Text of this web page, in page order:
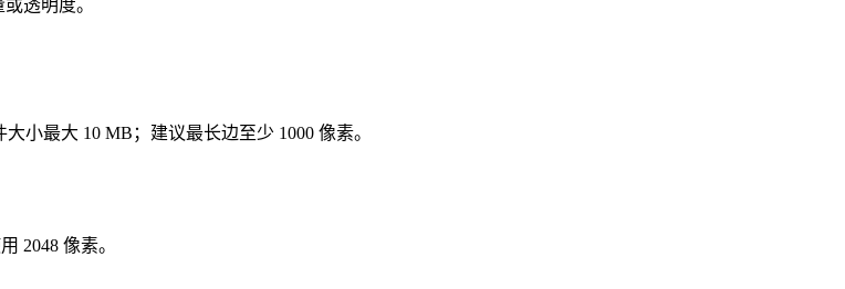
透明度。
小最大 10 MB；建议最长边至少 1000 像素。
2048 像素。